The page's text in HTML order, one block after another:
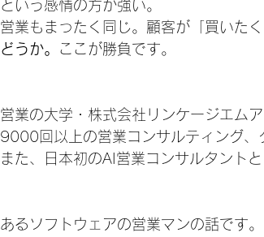
という感情の方が強い。
営業もまったく同じ。顧客が「買いたく
どうか。
ここが勝負です。
営業の大学・株式会社リンケージエム
9000回以上の営業コンサルティング
また、日本初のAI営業コンサルタント
あるソフトウェアの営業マンの話です。